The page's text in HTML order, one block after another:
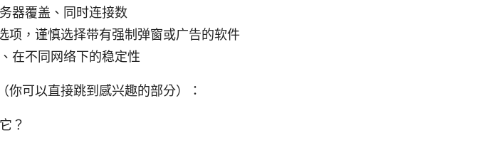
器覆盖、同时连接数
项，谨慎选择带有强制弹窗或广告的软件
在不同网络下的稳定性
可以直接跳到感兴趣的部分）：
？